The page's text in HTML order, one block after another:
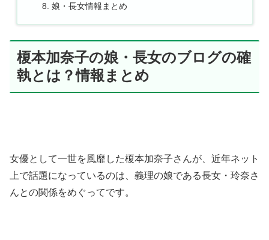
娘・長女情報まとめ
榎本加奈子の娘・長女のブログの確
執とは？情報まとめ
女優として一世を風靡した榎本加奈子さんが、近年ネット
上で話題になっているのは、義理の娘である長女・玲奈さ
んとの関係をめぐってです。